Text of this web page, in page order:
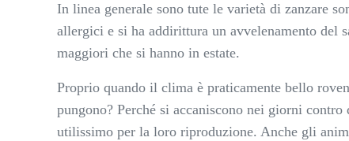
In linea generale sono tute le varietà di zanzare
allergici e si ha addirittura un avvelenamento del
maggiori che si hanno in estate.
Proprio quando il clima è praticamente bello
pungono? Perché si accaniscono nei giorni
utilissimo per la loro riproduzione. Anche gli